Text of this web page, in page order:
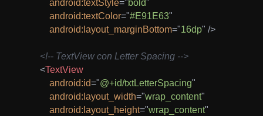
android:textStyle="bold"
android:textColor="#E91E63"
android: layout_marginBottom="16dp" />
<!-- TextView con Letter Spacing -->
<TextView
android:id="@+id/txtLetterSpacing"
android: layout_width="wrap_content"
android: layout_height="wrap_content"